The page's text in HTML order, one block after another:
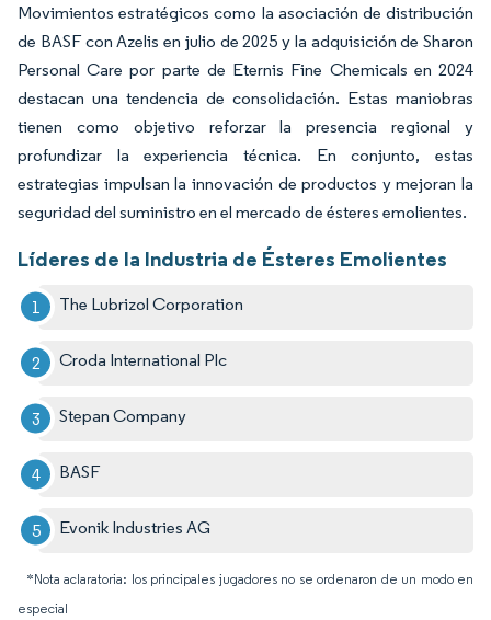
Movimientos estratégicos como la asociación de distribución
de BASF con Azelis en julio de 2025 y la adquisición de Sharon
Personal Care por parte de Eternis Fine Chemicals en 2024
destacan una tendencia de consolidación. Estas maniobras
tienen como objetivo reforzar la presencia regional y
profundizar la experiencia técnica. En conjunto, estas
estrategias impulsan la innovación de productos y mejoran la
seguridad del suministro en el mercado de ésteres emolientes.
Líderes de la Industria de Ésteres Emolientes
The Lubrizol Corporation
Croda International Plc
Stepan Company
BASF
Evonik Industries AG
*Nota aclaratoria: los principales jugadores no se ordenaron de un modo en
especial